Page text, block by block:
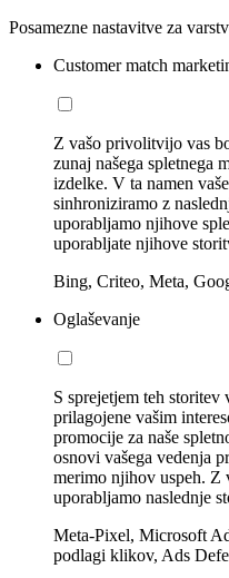
Posamezne nastavitve za
Customer match
Z vašo privolitvijo vas
zunaj našega spletnega
izdelke. V ta namen
sinhroniziramo z
uporabljamo njihove
uporabljate njihove
Bing, Criteo, Meta,
Oglaševanje
S sprejetjem teh
prilagojene vašim
promocije za naše
osnovi vašega vedenja
merimo njihov uspeh. Z
uporabljamo naslednje
Meta-Pixel, Microsoft
podlagi klikov, Ads